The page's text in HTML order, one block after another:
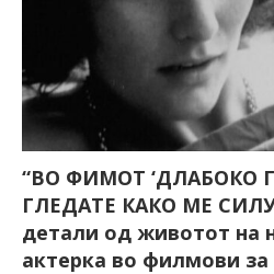
“ВО ФИМОТ ‘ДЛАБОКО
ГЛЕДАТЕ КАКО МЕ
детали од животот на
актерка во филмови